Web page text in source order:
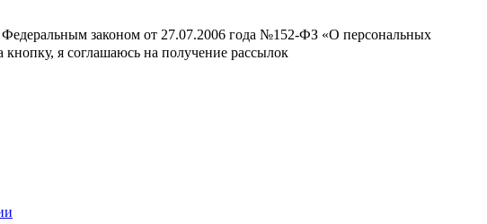
законом от 27.07.2006 года №152-ФЗ «О персональных
я соглашаюсь на получение рассылок